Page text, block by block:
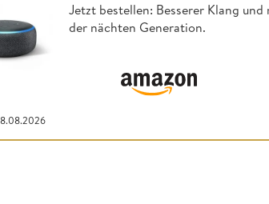
Jetzt bestellen: Besserer Klang
der nächten Generation.